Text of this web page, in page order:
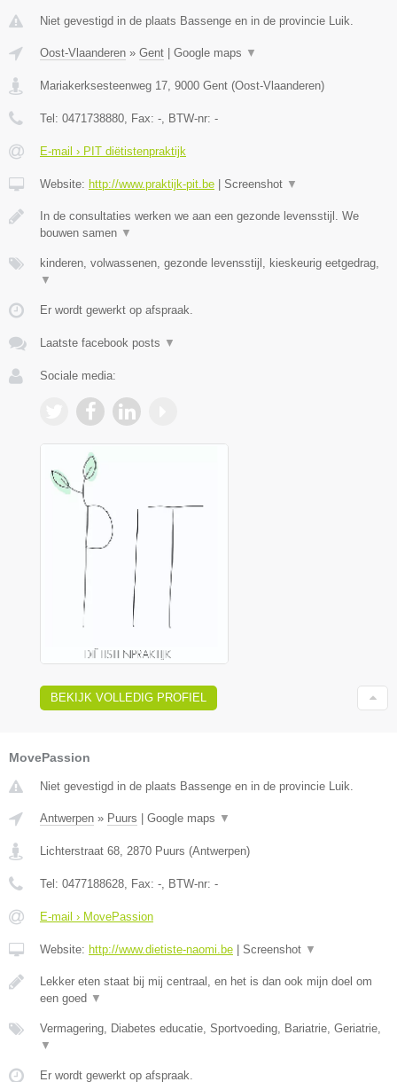
Niet gevestigd in de plaats Bassenge en in de provincie Luik.
Oost-Vlaanderen » Gent Google maps ▼
Mariakerksesteenweg 17 9000 Gent (Oost-Vlaanderen)
Tel: 0471738880 , Fax: - , BTW-nr: -
E-mail › PIT diëtistenpraktijk
Website: http://www.praktijk-pit.be Screenshot ▼
In de consultaties werken we aan een gezonde levensstijl. We
bouwen samen ▼
kinderen, volwassenen, gezonde levensstijl, kieskeurig eetgedrag,
▼
Er wordt gewerkt op afspraak.
Laatste facebook posts ▼
Sociale media:
BEKIJK VOLLEDIG PROFIEL
MovePassion
Niet gevestigd in de plaats Bassenge en in de provincie Luik.
Antwerpen » Puurs Google maps ▼
Lichterstraat 68, 2870 Puurs (Antwerpen)
Tel: 0477188628, Fax: -, BTW-nr: -
E-mail › MovePassion
Website: http://www.dietiste-naomi.be Screenshot ▼
Lekker eten staat bij mij centraal, en het is dan ook mijn doel om
een goed ▼
Vermagering, Diabetes educatie, Sportvoeding, Bariatrie, Geriatrie,
▼
Er wordt gewerkt op afspraak.